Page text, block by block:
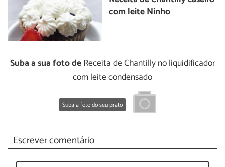
com leite Ninho
Suba a sua foto deReceita de Chantilly no liquidificador
com leite condensado
Suba a foto do seu prato
Escrever comentário